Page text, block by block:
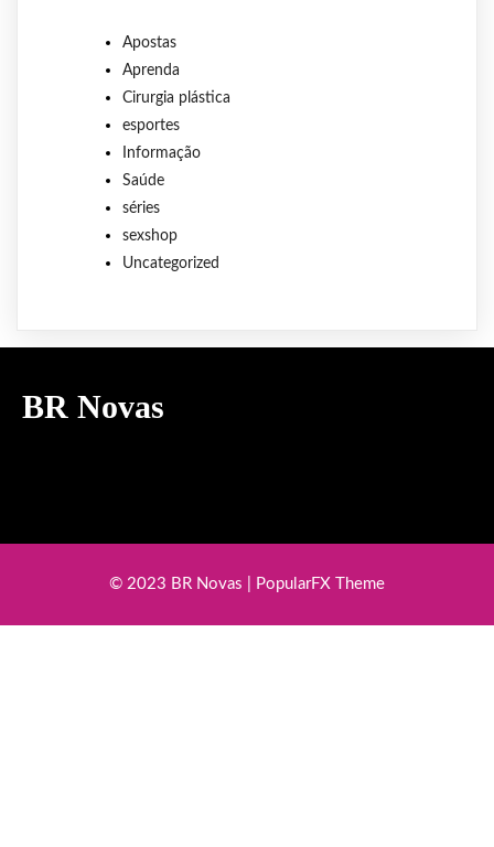
Apostas
Aprenda
Cirurgia plástica
esportes
Informação
Saúde
séries
sexshop
Uncategorized
BR Novas
© 2023 BR Novas | PopularFX Theme